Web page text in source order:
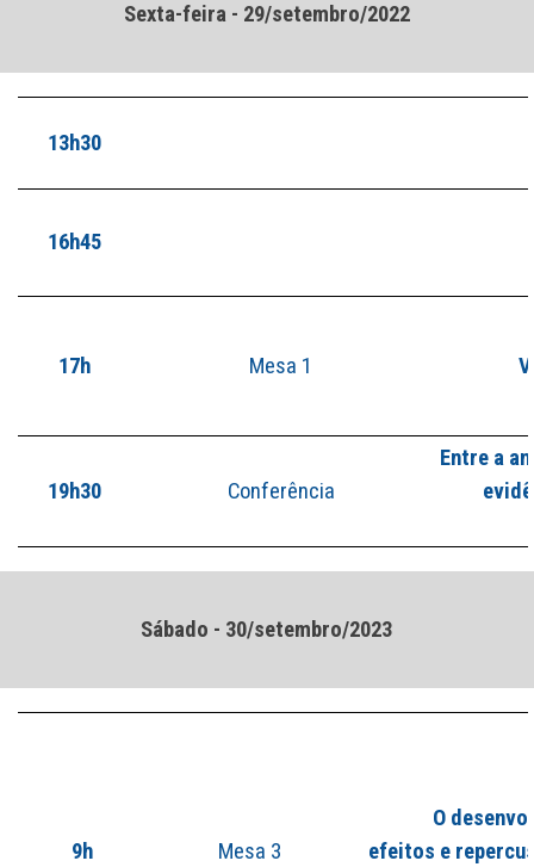
Sexta-feira - 29/setembro/2022
13h30
16h45
17h Mesa 1
19h30 Conferência
Entre a
Sábado - 30/setembro/2023
9h Mesa 3
O
efeitos e